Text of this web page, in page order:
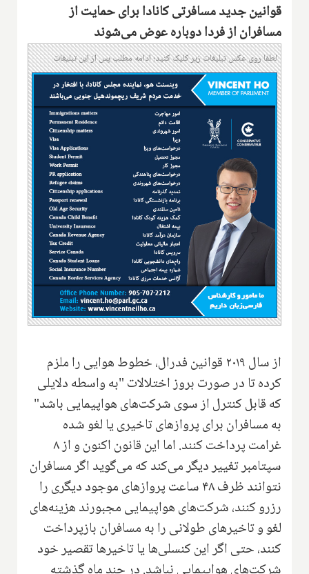
قوانین جدید مسافرتی کانادا برای حمایت از
مسافران از فردا دوباره عوض می‌شوند
لطفا روی عکس تبلیغات زیر کلیک کنید؛ ادامه مطلب پس از این تبلیغات
از سال ۲۰۱۹ قوانین فدرال، خطوط هوایی را ملزم
کرده تا در صورت بروز اختلالات "به واسطه دلایلی
که قابل کنترل از سوی شرکت‌های هواپیمایی باشد"
به مسافران برای پروازهای تاخیری یا لغو شده
غرامت پرداخت کنند. اما این قانون اکنون و از ۸
سپتامبر تغییر دیگر می‌کند که می‌گوید اگر مسافران
نتوانند ظرف ۴۸ ساعت پروازهای موجود دیگری را
رزرو کنند، شرکت‌های هواپیمایی مجبورند هزینه‌های
لغو و تاخیرهای طولانی را به مسافران بازپرداخت
کنند، حتی اگر این کنسلی‌ها یا تاخیرها تقصیر خود